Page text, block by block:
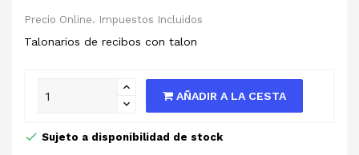
Precio Online. Impuestos Incluidos
Talonarios de recibos con talon
AÑADIR A LA CESTA
Sujeto a disponibilidad de stock